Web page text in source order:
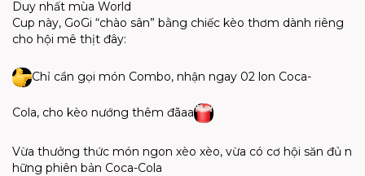
Duy nhất mùa World
Cup này, GoGi “chào sân” bằng chiếc kèo thơm dành riêng
cho hội mê thịt đây:
Chỉ cần gọi món Combo, nhận ngay 02 lon Coca-
Cola, cho kèo nướng thêm đãaa
Vừa thưởng thức món ngon xèo xèo, vừa có cơ hội săn đủ n
hững phiên bản Coca-Cola